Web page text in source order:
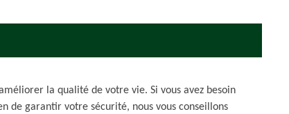
la qualité de votre vie. Si vous avez besoin
de garantir votre sécurité, nous vous conseillons